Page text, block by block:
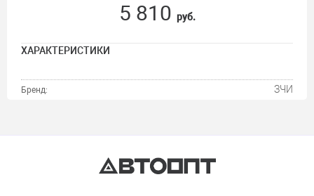
5 810 руб.
ХАРАКТЕРИСТИКИ
Бренд: ЗЧИ